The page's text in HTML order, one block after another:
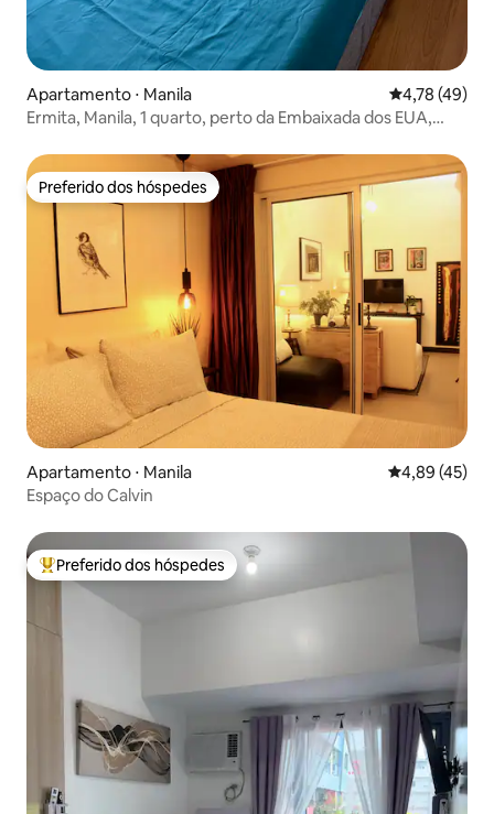
Apartamento ⋅ Manila 4,78 de uma
4,78 (49)
Ermita, Manila, 1 quarto, perto da Embaixada dos EUA,
Preferido dos hóspedes
Preferido dos hóspedes
Apartamento ⋅ Manila 4,89 de uma
4,89 (45)
Espaço do Calvin
Entre os melhores preferidos dos hóspedes
Preferido dos hóspedes